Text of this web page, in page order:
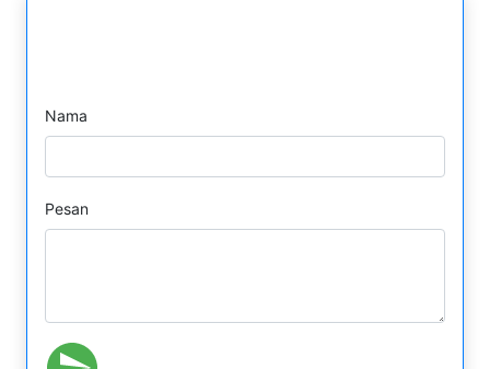
Nama
Pesan